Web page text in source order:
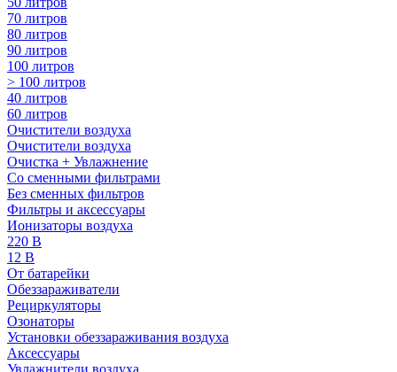
70 литров
80 литров
90 литров
100 литров
> 100 литров
40 литров
60 литров
Очистители воздуха
Очистители воздуха
Очистка + Увлажнение
Cо сменными фильтрами
Без сменных фильтров
Фильтры и аксессуары
Ионизаторы воздуха
220 В
12 В
От батарейки
Обеззараживатели
Рециркуляторы
Озонаторы
Установки обеззараживания воздуха
Аксессуары
Увлажнители воздуха